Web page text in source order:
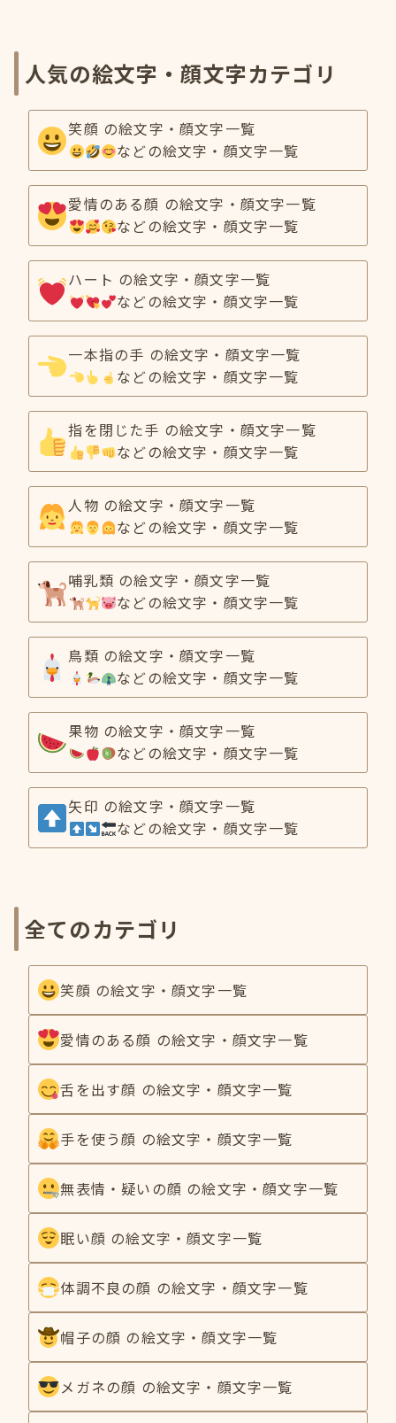
人気の絵文字・顔文字カテゴリ
笑顔 の絵文字・顔文字一覧
などの絵文字・顔文字一覧
愛情のある顔 の絵文字・顔文字一覧
などの絵文字・顔文字一覧
ハート の絵文字・顔文字一覧
などの絵文字・顔文字一覧
一本指の手 の絵文字・顔文字一覧
などの絵文字・顔文字一覧
指を閉じた手 の絵文字・顔文字一覧
などの絵文字・顔文字一覧
人物 の絵文字・顔文字一覧
などの絵文字・顔文字一覧
哺乳類 の絵文字・顔文字一覧
などの絵文字・顔文字一覧
鳥類 の絵文字・顔文字一覧
などの絵文字・顔文字一覧
果物 の絵文字・顔文字一覧
などの絵文字・顔文字一覧
矢印 の絵文字・顔文字一覧
などの絵文字・顔文字一覧
全てのカテゴリ
笑顔 の絵文字・顔文字一覧
愛情のある顔 の絵文字・顔文字一覧
舌を出す顔 の絵文字・顔文字一覧
手を使う顔 の絵文字・顔文字一覧
無表情・疑いの顔 の絵文字・顔文字一覧
眠い顔 の絵文字・顔文字一覧
体調不良の顔 の絵文字・顔文字一覧
帽子の顔 の絵文字・顔文字一覧
メガネの顔 の絵文字・顔文字一覧